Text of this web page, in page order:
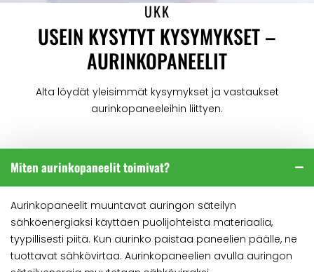
UKK
USEIN KYSYTYT KYSYMYKSET –
AURINKOPANEELIT
Alta löydät yleisimmät kysymykset ja vastaukset
aurinkopaneeleihin liittyen.
Miten aurinkopaneelit toimivat?
Aurinkopaneelit muuntavat auringon säteilyn
sähköenergiaksi käyttäen puolijohteista materiaalia,
tyypillisesti piitä. Kun aurinko paistaa paneelien päälle, ne
tuottavat sähkövirtaa. Aurinkopaneelien avulla auringon